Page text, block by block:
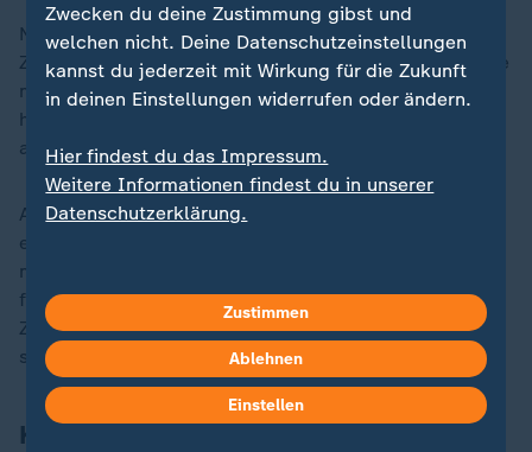
Nach dem dort geltenden Tarifvertrag gibt es einen
Zuschlag von 30 Prozent für Überstunden, die über die
monatliche Arbeitszeit eines Vollzeitbeschäftigten
hinaus geleistet werden - und nicht durch Freizeit
ausgeglichen werden können.
Alternativ zur Auszahlung des Zuschlags ist eine
entsprechende Zeitgutschrift im Arbeitszeitkonto
möglich. Gestritten wurde um rund 129 Überstunden,
für die die Frau weder einen Zuschlag noch eine
Zeitgutschrift erhielt. Sie fühlte sich als Teilzeitkraft
sowie als Frau dadurch benachteiligt.
Klägerin erhält Zeitguthaben und Geld
Zwecken du deine Zustimmung gibst und
welchen nicht. Deine Datenschutzeinstellungen
kannst du jederzeit mit Wirkung für die Zukunft
in deinen Einstellungen widerrufen oder ändern.
Hier findest du das Impressum.
Weitere Informationen findest du in unserer
Datenschutzerklärung.
Zustimmen
Ablehnen
Einstellen